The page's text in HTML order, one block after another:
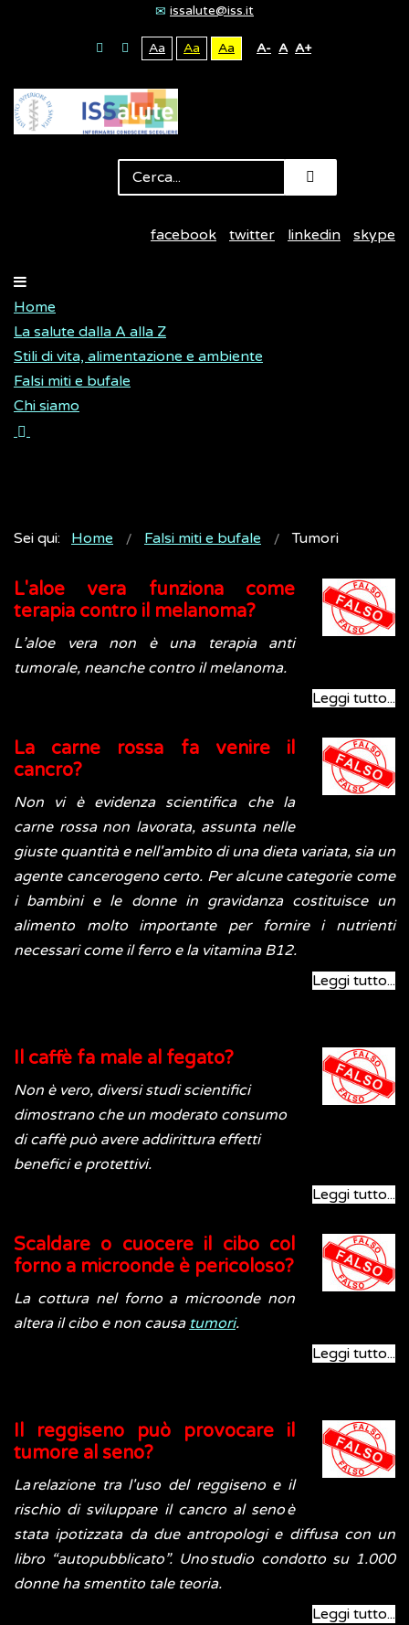
issalute@iss.it
Aa Aa Aa A- A A+
facebook twitter linkedin skype
Home
La salute dalla A alla Z
Stili di vita, alimentazione e ambiente
Falsi miti e bufale
Chi siamo
Sei qui: Home Falsi miti e bufale Tumori
L'aloe vera funziona come
terapia contro il melanoma?
L’aloe vera non è una terapia anti
tumorale, neanche contro il melanoma.
Leggi tutto...
La carne rossa fa venire il
cancro?
Non vi è evidenza scientifica che la
carne rossa non lavorata, assunta nelle
giuste quantità e nell'ambito di una dieta variata, sia un
agente cancerogeno certo. Per alcune categorie come
i bambini e le donne in gravidanza costituisce un
alimento molto importante per fornire i nutrienti
necessari come il ferro e la vitamina B12.
Leggi tutto...
Il caffè fa male al fegato?
Non è vero, diversi studi scientifici
dimostrano che un moderato consumo
di caffè può avere addirittura effetti
benefici e protettivi.
Leggi tutto...
Scaldare o cuocere il cibo col
forno a microonde è pericoloso?
La cottura nel forno a microonde non
altera il cibo e non causa tumori.
Leggi tutto...
Il reggiseno può provocare il
tumore al seno?
La relazione tra l'uso del reggiseno e il
rischio di sviluppare il cancro al seno è
stata ipotizzata da due antropologi e diffusa con un
libro “autopubblicato”. Uno studio condotto su 1.000
donne ha smentito tale teoria.
Leggi tutto...